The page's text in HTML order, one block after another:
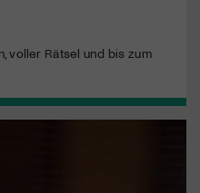
voller Rätsel und bis zum